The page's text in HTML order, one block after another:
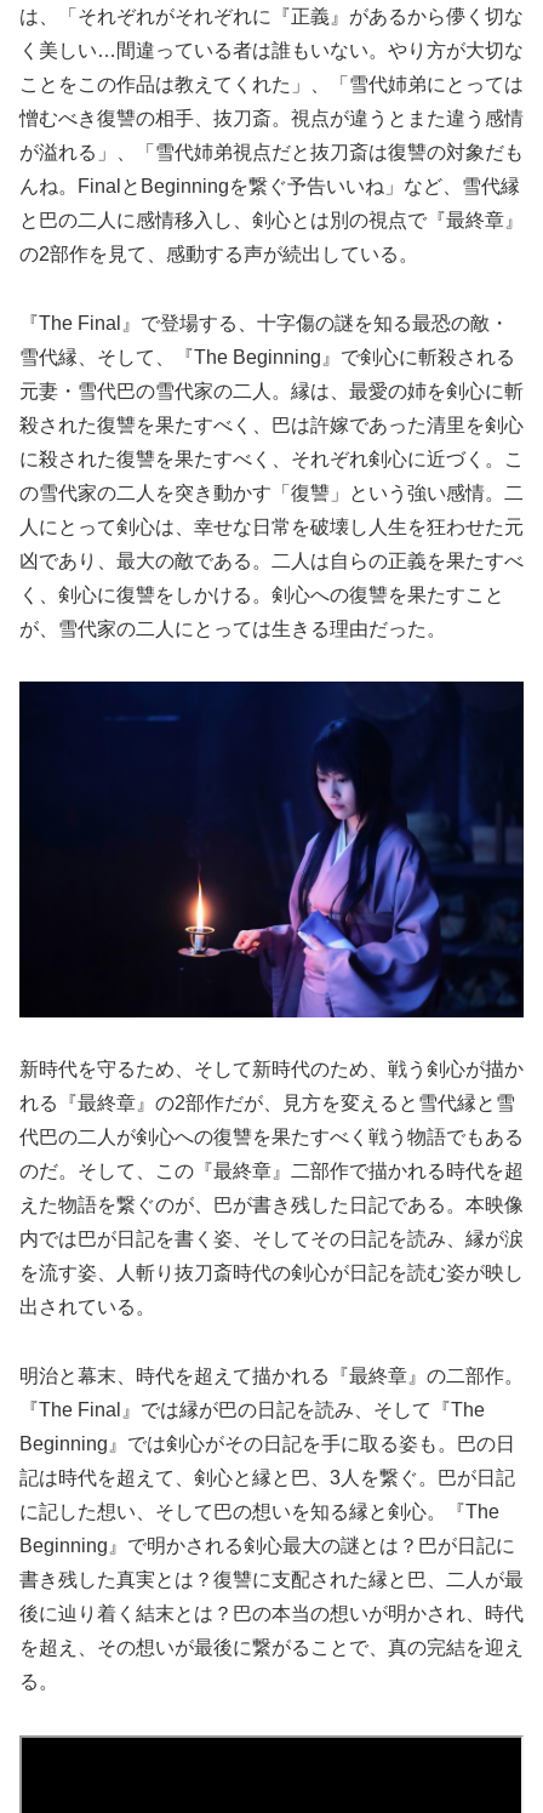
は、「それぞれがそれぞれに『正義』があるから儚く切な
く美しい…間違っている者は誰もいない。やり方が大切な
ことをこの作品は教えてくれた」、「雪代姉弟にとっては
憎むべき復讐の相手、抜刀斎。視点が違うとまた違う感情
が溢れる」、「雪代姉弟視点だと抜刀斎は復讐の対象だも
んね。FinalとBeginningを繋ぐ予告いいね」など、雪代縁
と巴の二人に感情移入し、剣心とは別の視点で『最終章』
の2部作を見て、感動する声が続出している。
『The Final』で登場する、十字傷の謎を知る最恐の敵・
雪代縁、そして、『The Beginning』で剣心に斬殺される
元妻・雪代巴の雪代家の二人。縁は、最愛の姉を剣心に斬
殺された復讐を果たすべく、巴は許嫁であった清里を剣心
に殺された復讐を果たすべく、それぞれ剣心に近づく。こ
の雪代家の二人を突き動かす「復讐」という強い感情。二
人にとって剣心は、幸せな日常を破壊し人生を狂わせた元
凶であり、最大の敵である。二人は自らの正義を果たすべ
く、剣心に復讐をしかける。剣心への復讐を果たすこと
が、雪代家の二人にとっては生きる理由だった。
新時代を守るため、そして新時代のため、戦う剣心が描か
れる『最終章』の2部作だが、見方を変えると雪代縁と雪
代巴の二人が剣心への復讐を果たすべく戦う物語でもある
のだ。そして、この『最終章』二部作で描かれる時代を超
えた物語を繋ぐのが、巴が書き残した日記である。本映像
内では巴が日記を書く姿、そしてその日記を読み、縁が涙
を流す姿、人斬り抜刀斎時代の剣心が日記を読む姿が映し
出されている。
明治と幕末、時代を超えて描かれる『最終章』の二部作。
『The Final』では縁が巴の日記を読み、そして『The
Beginning』では剣心がその日記を手に取る姿も。巴の日
記は時代を超えて、剣心と縁と巴、3人を繋ぐ。巴が日記
に記した想い、そして巴の想いを知る縁と剣心。『The
Beginning』で明かされる剣心最大の謎とは？巴が日記に
書き残した真実とは？復讐に支配された縁と巴、二人が最
後に辿り着く結末とは？巴の本当の想いが明かされ、時代
を超え、その想いが最後に繋がることで、真の完結を迎え
る。